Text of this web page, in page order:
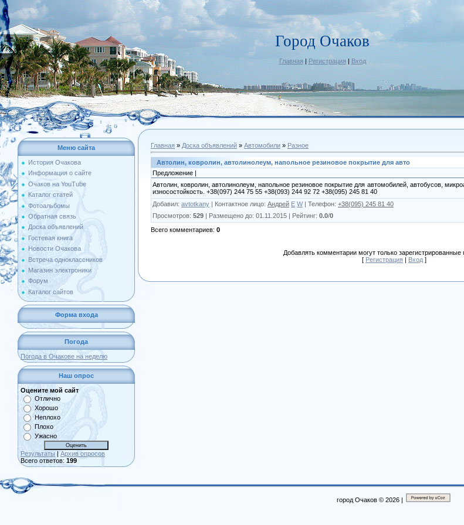
Город Очаков
Главная | Регистрация | Вход
Меню сайта
История Очакова
Информация о сайте
Очаков на YouTube
Каталог статей
Фотоальбомы
Обратная связь
Доска объявлений
Гостевая книга
Новости Очакова
Встреча одноклассников
Магазин электроники
Форум
Каталог сайтов
Форма входа
Погода
Погода в Очакове на неделю
Наш опрос
Оцените мой сайт
Отлично
Хорошо
Неплохо
Плохо
Ужасно
Результаты | Архив опросов
Всего ответов: 199
Главная » Доска объявлений » Автомобили » Разное
Автолин, ковролин, автолинолеум, напольное резиновое покрытие для авто
Предложение |
Автолин, ковролин, автолинолеум, напольное резиновое покрытие для автомобилей, автобусов,
износостойкость. +38(097) 244 75 55 +38(093) 244 92 72 +38(095) 245 81 40
Добавил: avtotkany | Контактное лицо: Андрей E W| Телефон: +38(095) 245 81 40
Просмотров: 529 | Размещено до: 01.11.2015 | Рейтинг: 0.0/0
Всего комментариев: 0
Добавлять комментарии могут только зарегистрированные
[ Регистрация | Вход ]
город Очаков © 2026|